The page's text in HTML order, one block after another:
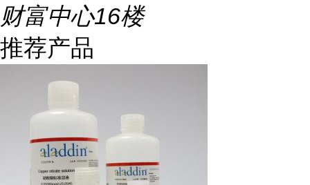
财富中心16楼
推荐产品